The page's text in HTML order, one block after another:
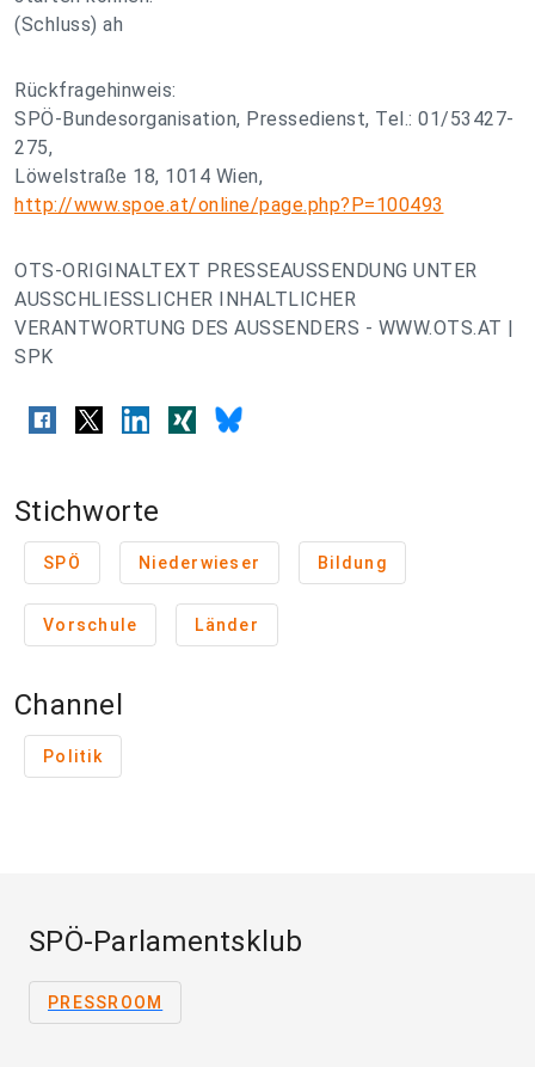
(Schluss) ah
Rückfragehinweis:
SPÖ-Bundesorganisation, Pressedienst, Tel.: 01/53427-
275,
Löwelstraße 18, 1014 Wien,
http://www.spoe.at/online/page.php?P=100493
OTS-ORIGINALTEXT PRESSEAUSSENDUNG UNTER
AUSSCHLIESSLICHER INHALTLICHER
VERANTWORTUNG DES AUSSENDERS - WWW.OTS.AT |
SPK
Stichworte
SPÖ Niederwieser Bildung
Vorschule Länder
Channel
Politik
SPÖ-Parlamentsklub
PRESSROOM